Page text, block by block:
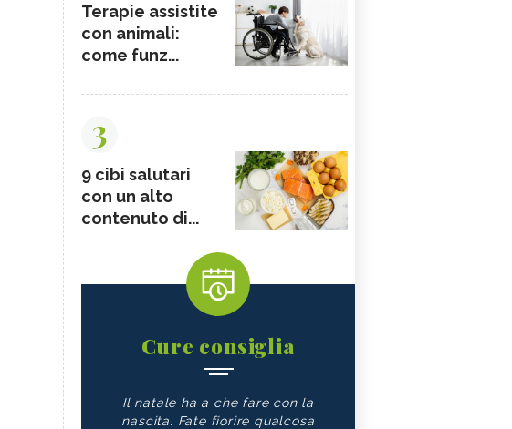
Terapie assistite
con animali:
come funz...
3
9 cibi salutari
con un alto
contenuto di...
Cure consiglia
Il natale ha a che fare con la
nascita. Fate fiorire qualcosa